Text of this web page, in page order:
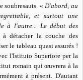
soubresauts. « D'abord, au
et surtout une
à l'autre... Le début des
détacher la couche des
le tableau quasi assurés !
l'Istituto Superiore per la
romain qui œuvrera à la
à présent. D'autant